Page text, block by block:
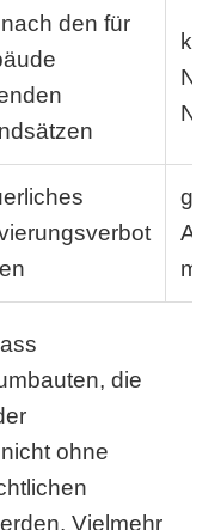
den für
mit
die
ohne
Vielmehr